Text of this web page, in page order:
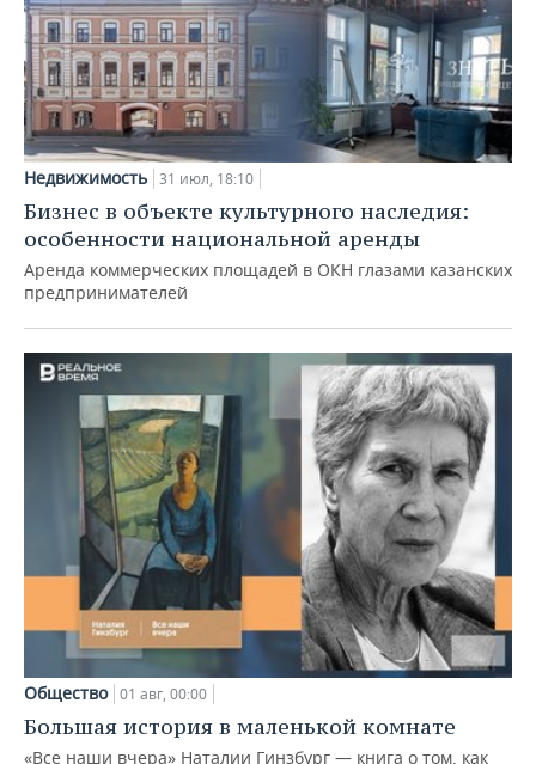
Недвижимость 31 июл, 18:10
Бизнес в объекте культурного наследия:
особенности национальной аренды
Аренда коммерческих площадей в ОКН глазами казанских
предпринимателей
Общество 01 авг, 00:00
Большая история в маленькой комнате
«Все наши вчера» Наталии Гинзбург — книга о том, как